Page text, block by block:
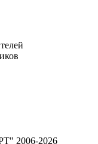
2006-2026